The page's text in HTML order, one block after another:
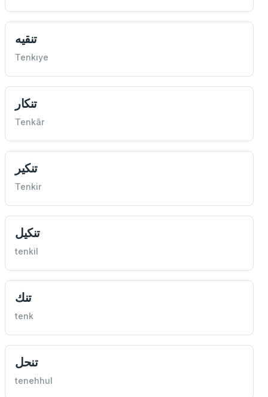
تنقيه
Tenkıye
تنكار
Tenkâr
تنكیر
Tenkir
تنكيل
tenkil
تنك
tenk
تنحل
tenehhul